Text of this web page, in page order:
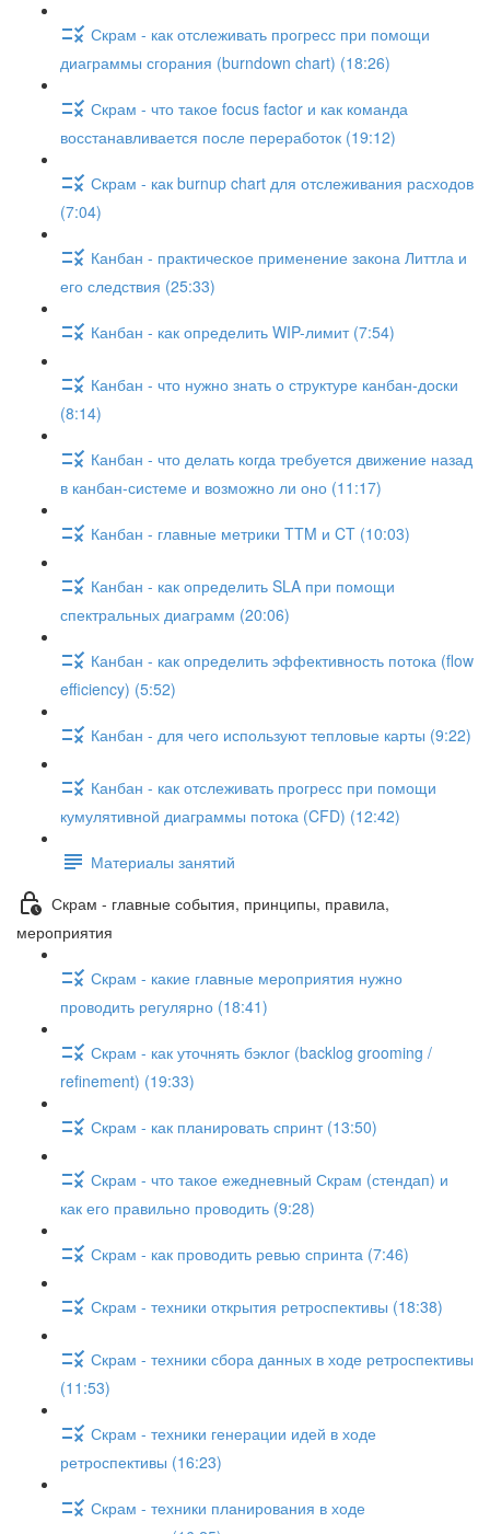
Скрам - как отслеживать прогресс при помощи
диаграммы сгорания (burndown chart) (18:26)
Скрам - что такое focus factor и как команда
восстанавливается после переработок (19:12)
Скрам - как burnup chart для отслеживания расходов
(7:04)
Канбан - практическое применение закона Литтла и
его следствия (25:33)
Канбан - как определить WIP-лимит (7:54)
Канбан - что нужно знать о структуре канбан-доски
(8:14)
Канбан - что делать когда требуется движение назад
в канбан-системе и возможно ли оно (11:17)
Канбан - главные метрики TTM и CT (10:03)
Канбан - как определить SLA при помощи
спектральных диаграмм (20:06)
Канбан - как определить эффективность потока (flow
efficiency) (5:52)
Канбан - для чего используют тепловые карты (9:22)
Канбан - как отслеживать прогресс при помощи
кумулятивной диаграммы потока (CFD) (12:42)
Материалы занятий
Скрам - главные события, принципы, правила,
мероприятия
Скрам - какие главные мероприятия нужно
проводить регулярно (18:41)
Скрам - как уточнять бэклог (backlog grooming /
refinement) (19:33)
Скрам - как планировать спринт (13:50)
Скрам - что такое ежедневный Скрам (стендап) и
как его правильно проводить (9:28)
Скрам - как проводить ревью спринта (7:46)
Скрам - техники открытия ретроспективы (18:38)
Скрам - техники сбора данных в ходе ретроспективы
(11:53)
Скрам - техники генерации идей в ходе
ретроспективы (16:23)
Скрам - техники планирования в ходе